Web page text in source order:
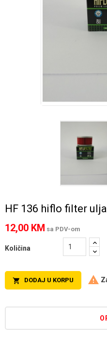
HF 136 hiflo filter ulja
12,00 KM sa PDV-om
Količina
 DODAJ U KORPU 